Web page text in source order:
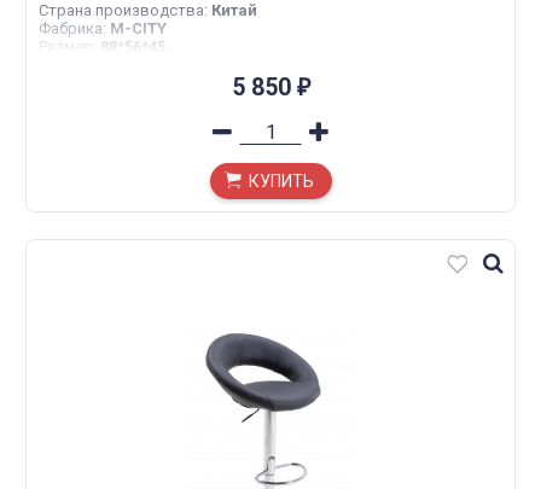
Страна производства: Китай
Фабрика: M-CITY
Размер : 88*56*45
5 850 ₽
КУПИТЬ